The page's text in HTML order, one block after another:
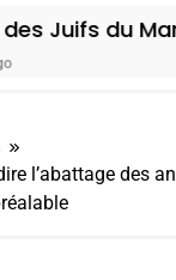
Juifs du
l’abattage des